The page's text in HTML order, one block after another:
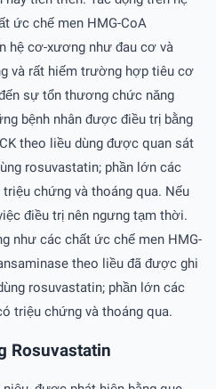
ức chế men HMG-CoA
hệ cơ-xương như đau cơ và
và rất hiếm trường hợp tiêu cơ
sự tổn thương chức năng
bệnh nhân được điều trị bằng
theo liều dùng được quan sát
rosuvastatin; phần lớn các
chứng và thoáng qua. Nếu
điều trị nên ngưng tạm thời.
như các chất ức chế men HMG-
theo liều đã được ghi
rosuvastatin; phần lớn các
triệu chứng và thoáng qua.
Rosuvastatin